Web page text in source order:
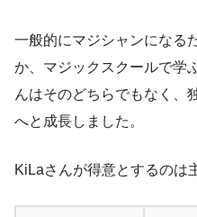
一般的にマジシャンになる
か、マジックスクールで学
んはそのどちらでもなく、
へと成長しました。
KiLaさんが得意とするのは